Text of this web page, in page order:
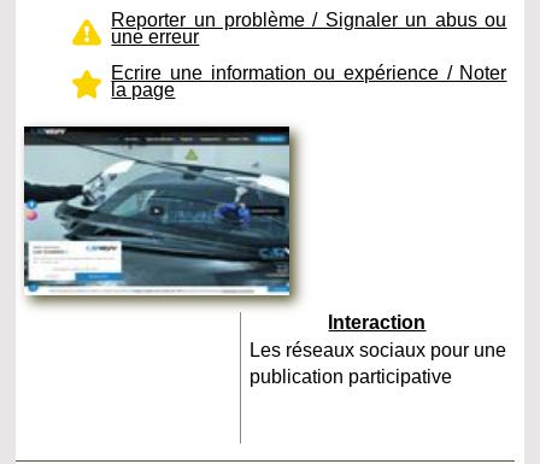
Reporter un problème / Signaler un abus ou
une erreur
Ecrire une information ou expérience / Noter
la page
Interaction
Les réseaux sociaux pour une
publication participative